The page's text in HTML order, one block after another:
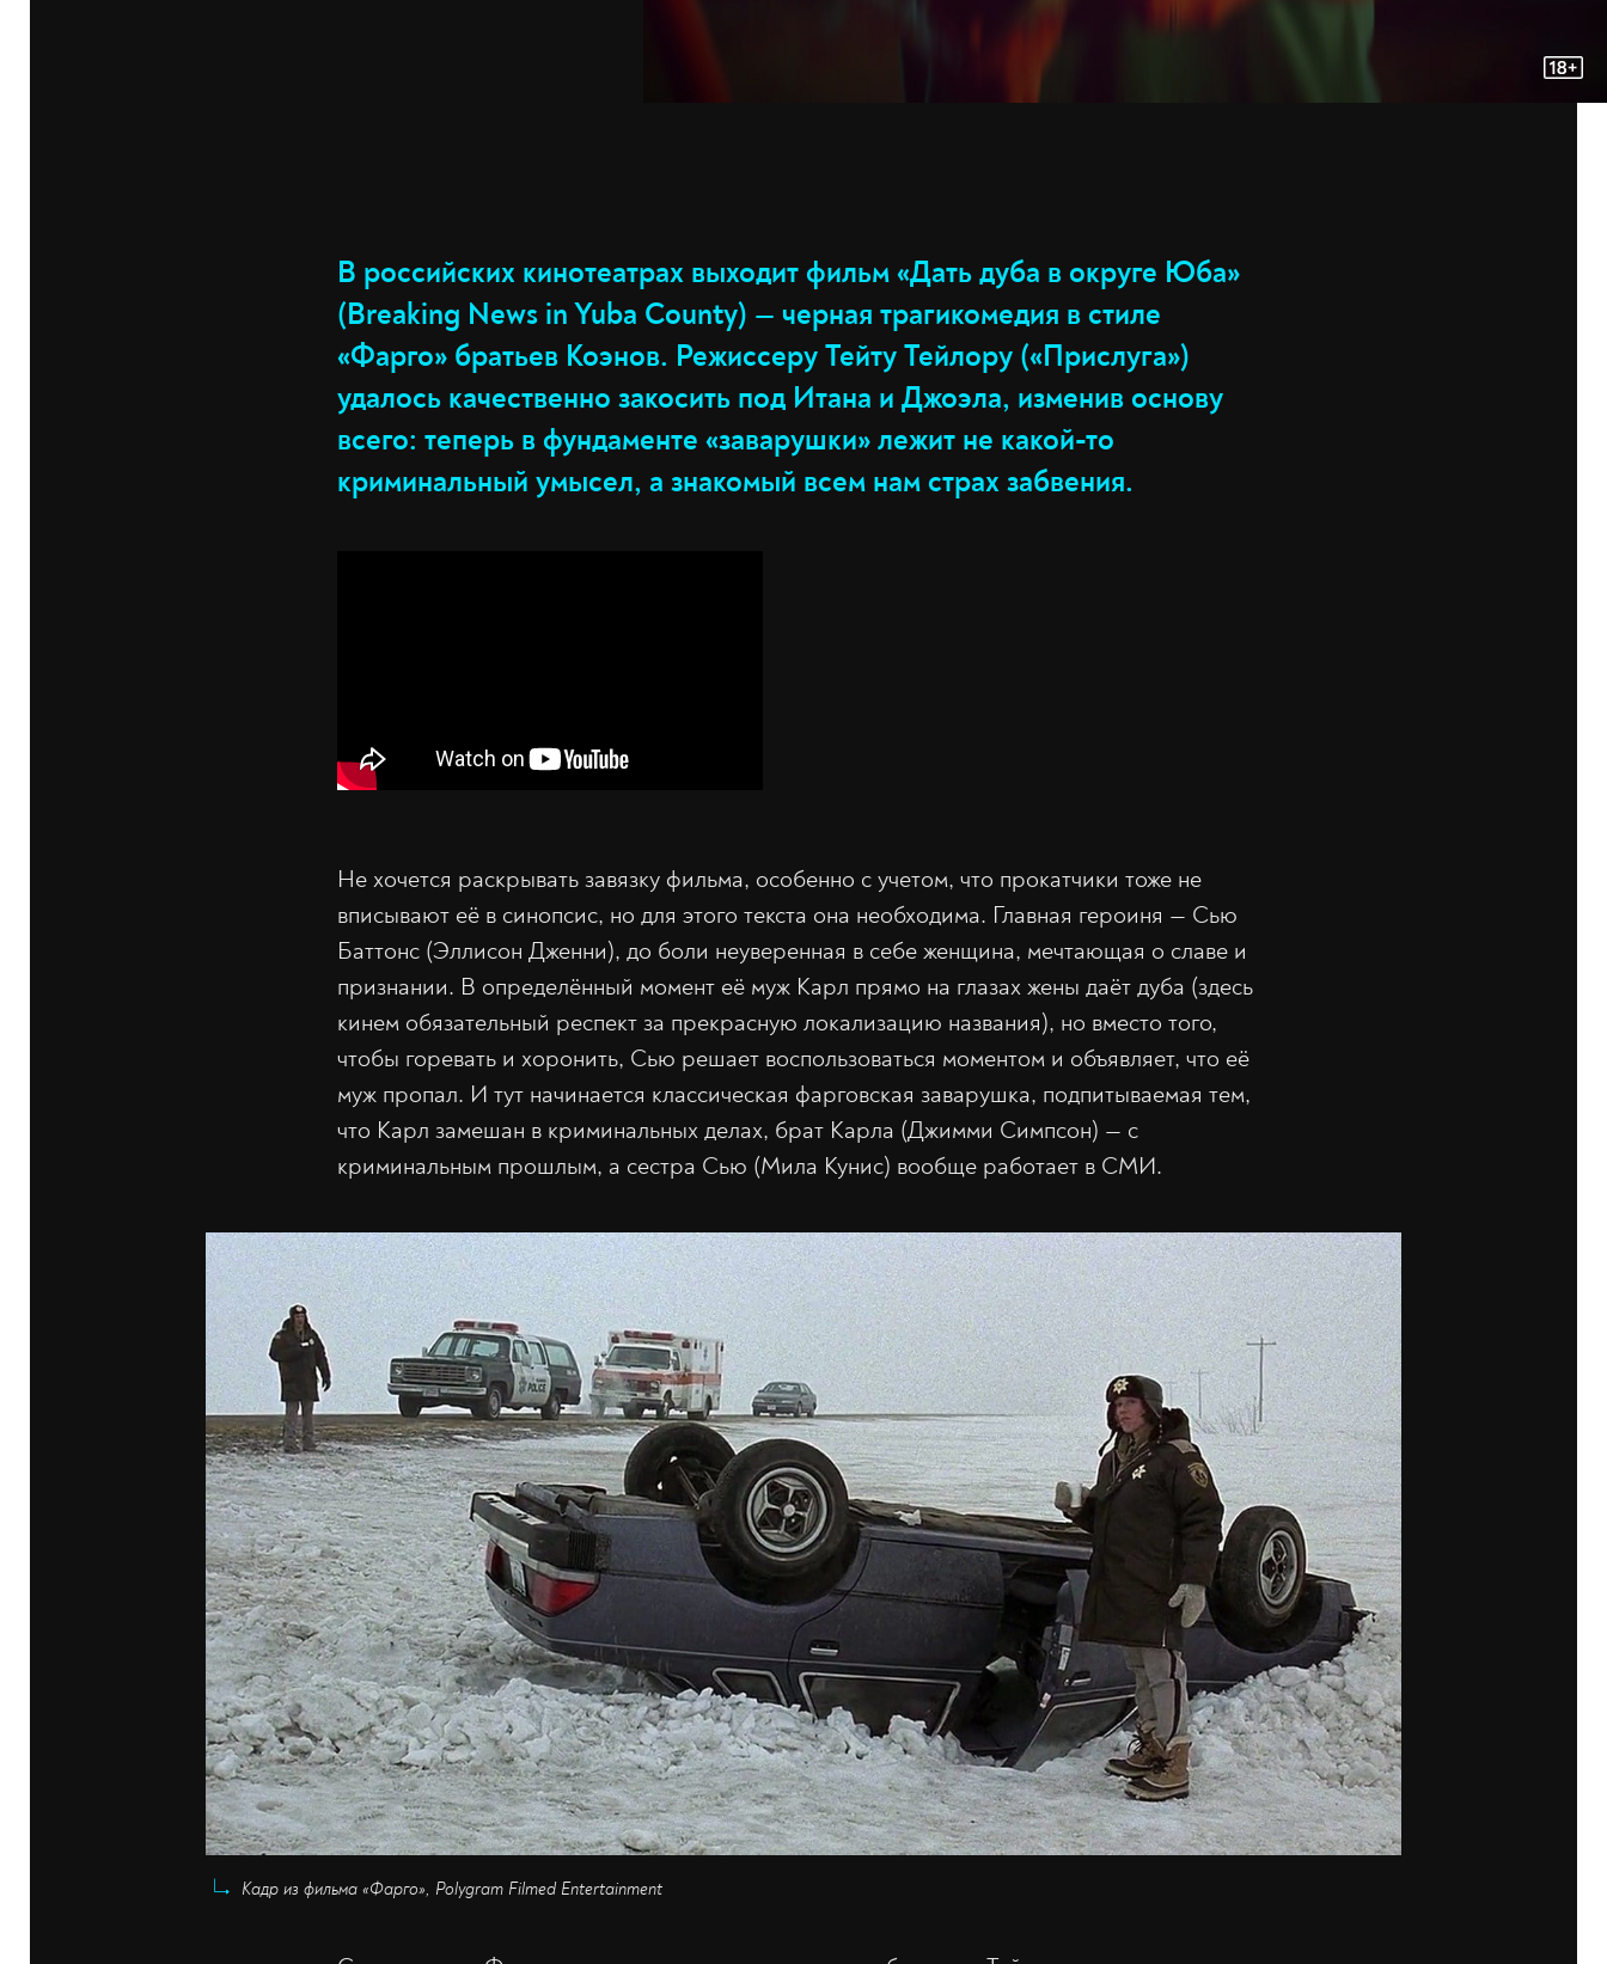
В российских кинотеатрах выходит фильм «Дать дуба в округе Юба»
(Breaking News in Yuba County) — черная трагикомедия в стиле
«Фарго» братьев Коэнов. Режиссеру Тейту Тейлору («Прислуга»)
удалось качественно закосить под Итана и Джоэла, изменив основу
всего: теперь в фундаменте «заварушки» лежит не какой-то
криминальный умысел, а знакомый всем нам страх забвения.
Не хочется раскрывать завязку фильма, особенно с учетом, что прокатчики тоже не
вписывают её в синопсис, но для этого текста она необходима. Главная героиня — Сью
Баттонс (Эллисон Дженни), до боли неуверенная в себе женщина, мечтающая о славе и
признании. В определённый момент её муж Карл прямо на глазах жены даёт дуба (здесь
кинем обязательный респект за прекрасную локализацию названия), но вместо того,
чтобы горевать и хоронить, Сью решает воспользоваться моментом и объявляет, что её
муж пропал. И тут начинается классическая фарговская заварушка, подпитываемая тем,
что Карл замешан в криминальных делах, брат Карла (Джимми Симпсон) — с
криминальным прошлым, а сестра Сью (Мила Кунис) вообще работает в СМИ.
Кадр из фильма «Фарго», Polygram Filmed Entertainment